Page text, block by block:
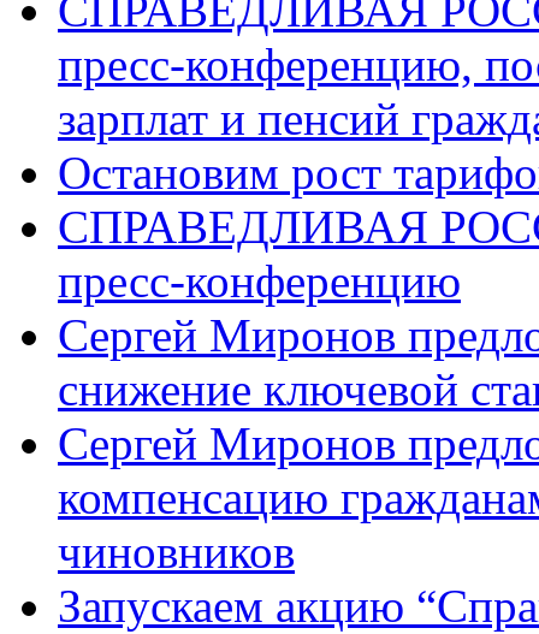
пресс-конференцию,
зарплат и пенсий
Остановим рост
СПРАВЕДЛИВАЯ
пресс-конференцию
Сергей Миронов
снижение ключевой
Сергей Миронов
компенсацию
чиновников
Запускаем акцию